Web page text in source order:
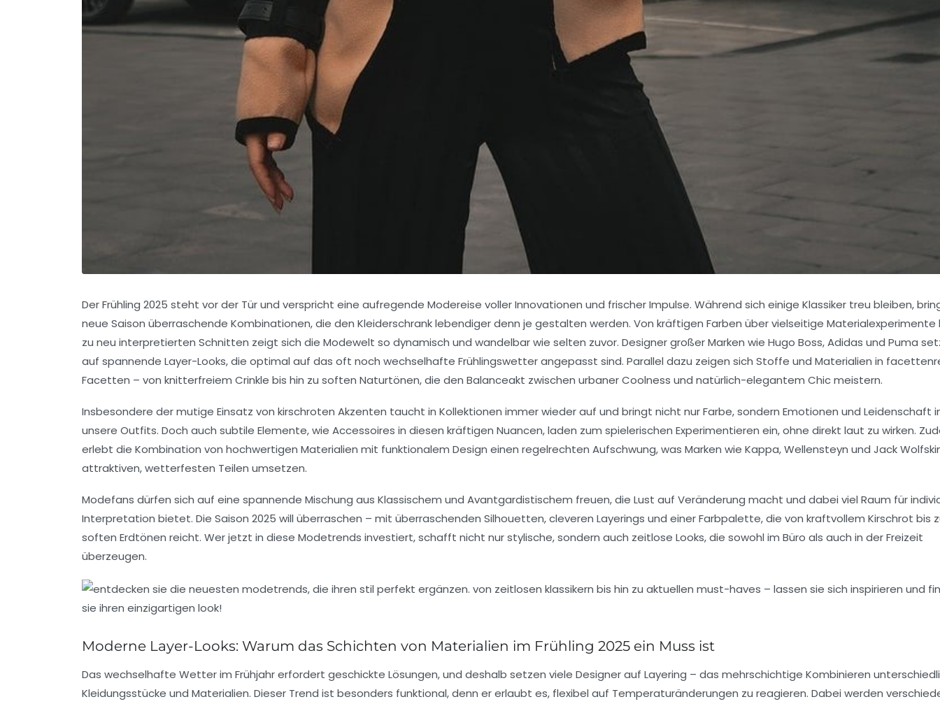
Der Frühling 2025 steht vor der Tür und verspricht eine aufregende Modereise voller Innovationen und frischer Impulse. Während sich einige Klassiker treu bleiben,
neue Saison überraschende Kombinationen, die den Kleiderschrank lebendiger denn je gestalten werden. Von kräftigen Farben über vielseitige Materialexperimente
zu neu interpretierten Schnitten zeigt sich die Modewelt so dynamisch und wandelbar wie selten zuvor. Designer großer Marken wie Hugo Boss,Adidas und Puma
auf spannende Layer-Looks, die optimal auf das oft noch wechselhafte Frühlingswetter angepasst sind. Parallel dazu zeigen sich Stoffe und Materialien in
Facetten – von knitterfreiem Crinkle bis hin zu soften Naturtönen, die den Balanceakt zwischen urbaner Coolness und natürlich-elegantem Chic meistern.
Insbesondere der mutige Einsatz von kirschroten Akzenten taucht in Kollektionen immer wieder auf und bringt nicht nur Farbe, sondern Emotionen und Leidenschaft
unsere Outfits. Doch auch subtile Elemente, wie Accessoires in diesen kräftigen Nuancen, laden zum spielerischen Experimentieren ein, ohne direkt laut zu wirken.
erlebt die Kombination von hochwertigen Materialien mit funktionalem Design einen regelrechten Aufschwung, was Marken wie Kappa,Wellensteyn und Jack
attraktiven, wetterfesten Teilen umsetzen.
Modefans dürfen sich auf eine spannende Mischung aus Klassischem und Avantgardistischem freuen, die Lust auf Veränderung macht und dabei viel Raum für
Interpretation bietet. Die Saison 2025 will überraschen – mit überraschenden Silhouetten, cleveren Layerings und einer Farbpalette, die von kraftvollem Kirschrot bis
soften Erdtönen reicht. Wer jetzt in diese Modetrends investiert, schafft nicht nur stylische, sondern auch zeitlose Looks, die sowohl im Büro als auch in der Freizeit
überzeugen.
Moderne Layer-Looks: Warum das Schichten von Materialien im Frühling 2025 ein Muss ist
Das wechselhafte Wetter im Frühjahr erfordert geschickte Lösungen, und deshalb setzen viele Designer auf Layering – das mehrschichtige Kombinieren
Kleidungsstücke und Materialien. Dieser Trend ist besonders funktional, denn er erlaubt es, flexibel auf Temperaturänderungen zu reagieren. Dabei werden